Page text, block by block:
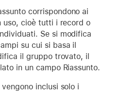
corrispondono ai
uso, cioè tutti i record o
Se si modifica
su cui si basa il
il gruppo trovato, il
in un campo Riassunto.
inclusi solo i